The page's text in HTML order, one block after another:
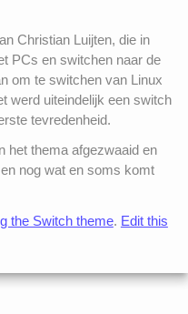
Christian Luijten, die in
PCs en switchen naar de
om te switchen van Linux
werd uiteindelijk een switch
tevredenheid.
het thema afgezwaaid en
nog wat en soms komt
the Switch theme. Edit this